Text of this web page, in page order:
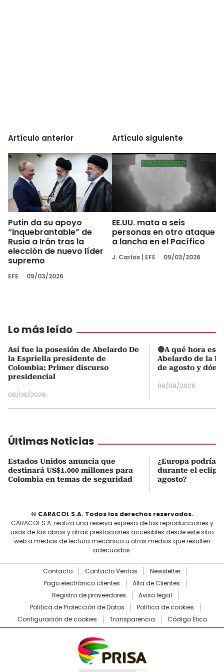
Artículo anterior
Putin da su apoyo
“inquebrantable” de
Rusia a Irán tras la
elección de nuevo líder
supremo
EFE 09/03/2026
Artículo siguiente
EE.UU. mata a seis
personas en otro ataque
a lancha en el Pacífico
J. Carlos EFE 09/03/2026
Lo más leído
Así fue la posesión de Abelardo De
la Espriella presidente de
Colombia: Primer discurso
presidencial
08/08/2026
🔴A qué hora es
Abelardo de la
de agosto y
06/08/2026
Últimas Noticias
Estados Unidos anuncia que
destinará US$1.000 millones para
Colombia en temas de seguridad
¿Europa podría
durante el
agosto?
© CARACOL S.A. Todos los derechos reservados.
CARACOL S.A. realiza una reserva expresa de las reproducciones y
usos de las obras y otras prestaciones accesibles desde este sitio
web a medios de lectura mecánica u otros medios que resulten
adecuados.
Contacto Contacto Ventas
Newsletter
Pago electrónico clientes
Alta de Clientes
Registro de proveedores
Aviso legal
Política de Protección de Datos
Política de cookies
Configuración de cookies
Transparencia Código Ético